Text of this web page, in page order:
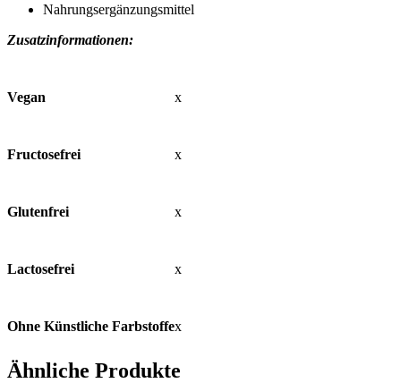
Nahrungsergänzungsmittel
Zusatzinformationen:
Vegan x
Fructosefrei x
Glutenfrei x
Lactosefrei x
Ohne Künstliche Farbstoffex
Ähnliche Produkte